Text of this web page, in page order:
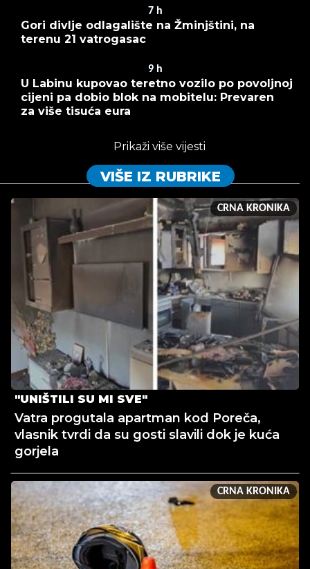
7 h
Gori divlje odlagalište na Žminjštini, na
terenu 21 vatrogasac
9 h
U Labinu kupovao teretno vozilo po povoljnoj
cijeni pa dobio blok na mobitelu: Prevaren
za više tisuća eura
Prikaži više vijesti
VIŠE IZ RUBRIKE
CRNA KRONIKA
"UNIŠTILI SU MI SVE"
Vatra progutala apartman kod Poreča,
vlasnik tvrdi da su gosti slavili dok je kuća
gorjela
CRNA KRONIKA